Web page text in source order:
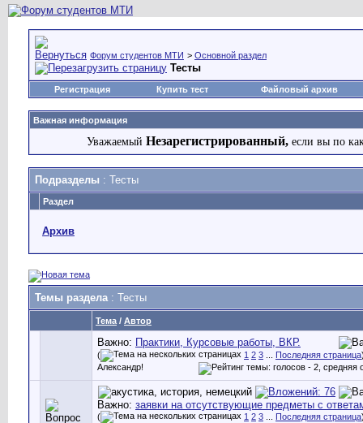
Форум студентов МТИ > Основной раздел
Тесты
Регистрация Купить тест Файловый архив
Важная информация
Уважаемый Незарегистрированный, если вы по
Подразделы : Тесты
Раздел
Архив
Темы раздела: Тесты
Тема / Автор
Важно: Практики, Курсовые работы, ВКР.
( 1 2 3 Последняя страница
Александр!
Важно: заявки на отсутствующие предметы с
( 1 2 3 Последняя страница